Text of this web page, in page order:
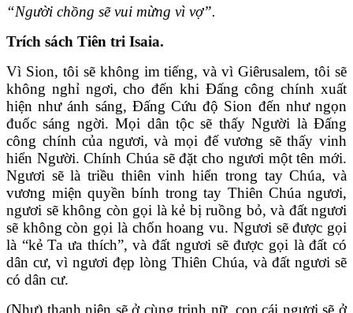
“Người chồng sẽ vui mừng vì vợ”.
Trích sách Tiên tri Isaia.
Vì Sion, tôi sẽ không im tiếng, và vì Giêrusalem, tôi sẽ
không nghỉ ngơi, cho đến khi Đấng công chính xuất
hiện như ánh sáng, Đấng Cứu độ Sion đến như ngọn
đuốc sáng ngời. Mọi dân tộc sẽ thấy Người là Đấng
công chính của ngươi, và mọi đế vương sẽ thấy vinh
hiển Người. Chính Chúa sẽ đặt cho ngươi một tên mới.
Ngươi sẽ là triều thiên vinh hiển trong tay Chúa, và
vương miện quyền bính trong tay Thiên Chúa ngươi,
ngươi sẽ không còn gọi là kẻ bị ruồng bỏ, và đất ngươi
sẽ không còn gọi là chốn hoang vu. Ngươi sẽ được gọi
là “kẻ Ta ưa thích”, và đất ngươi sẽ được gọi là đất có
dân cư, vì ngươi đẹp lòng Thiên Chúa, và đất ngươi sẽ
có dân cư.
(Như) thanh niên sẽ ở cùng trinh nữ, con cái ngươi sẽ ở